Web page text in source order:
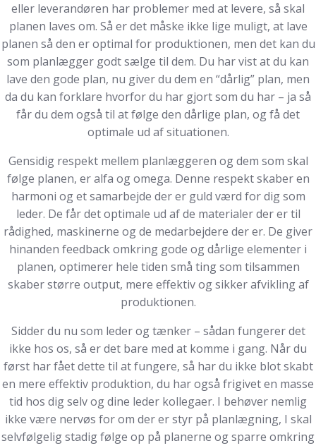
eller leverandøren har problemer med at levere, så skal
planen laves om. Så er det måske ikke lige muligt, at lave
planen så den er optimal for produktionen, men det kan du
som planlægger godt sælge til dem. Du har vist at du kan
lave den gode plan, nu giver du dem en “dårlig” plan, men
da du kan forklare hvorfor du har gjort som du har – ja så
får du dem også til at følge den dårlige plan, og få det
optimale ud af situationen.
Gensidig respekt mellem planlæggeren og dem som skal
følge planen, er alfa og omega. Denne respekt skaber en
harmoni og et samarbejde der er guld værd for dig som
leder. De får det optimale ud af de materialer der er til
rådighed, maskinerne og de medarbejdere der er. De giver
hinanden feedback omkring gode og dårlige elementer i
planen, optimerer hele tiden små ting som tilsammen
skaber større output, mere effektiv og sikker afvikling af
produktionen.
Sidder du nu som leder og tænker – sådan fungerer det
ikke hos os, så er det bare med at komme i gang. Når du
først har fået dette til at fungere, så har du ikke blot skabt
en mere effektiv produktion, du har også frigivet en masse
tid hos dig selv og dine leder kollegaer. I behøver nemlig
ikke være nervøs for om der er styr på planlægning, I skal
selvfølgelig stadig følge op på planerne og sparre omkring